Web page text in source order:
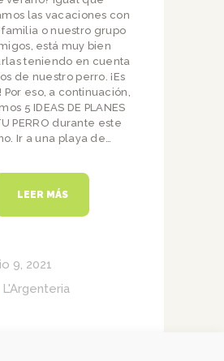
las vacaciones con
o nuestro grupo
está muy bien
teniendo en cuenta
de nuestro perro. ¡Es
Por eso, a continuación,
5 IDEAS DE PLANES
PERRO durante este
Ir a una playa de…
LEER MÁS
9, 2021
L'Argenteria